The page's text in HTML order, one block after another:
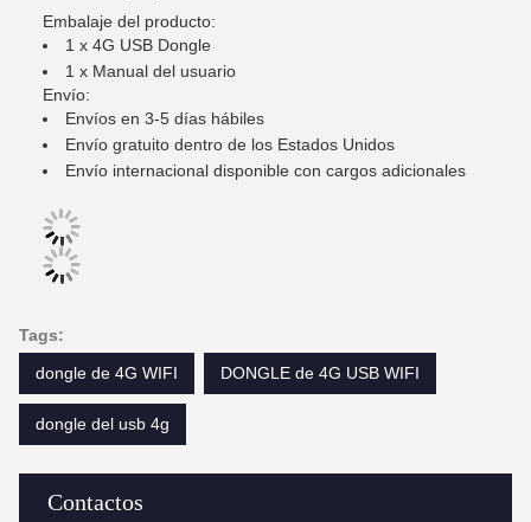
Contactos
Embalaje del producto:
1 x 4G USB Dongle
1 x Manual del usuario
Envío:
Envíos en 3-5 días hábiles
Envío gratuito dentro de los Estados Unidos
Envío internacional disponible con cargos adicionales
Tags:
dongle de 4G WIFI
DONGLE de 4G USB WIFI
dongle del usb 4g